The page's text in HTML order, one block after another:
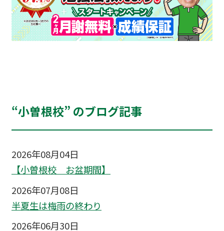
“小曽根校” のブログ記事
2026年08月04日
【小曽根校 お盆期間】
2026年07月08日
半夏生は梅雨の終わり
2026年06月30日